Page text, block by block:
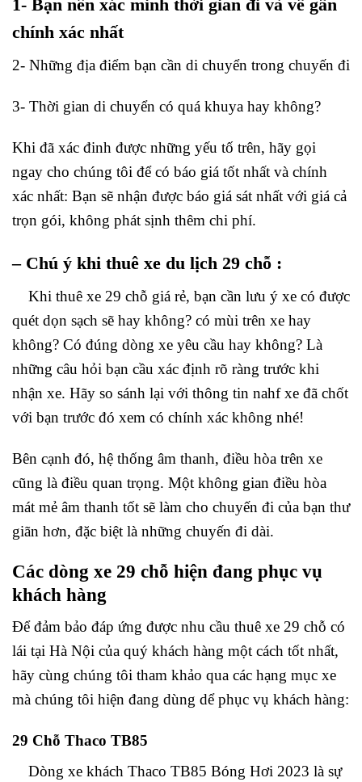
1- Bạn nên xác minh thời gian đi và về gần
chính xác nhất
2- Những địa điểm bạn cần di chuyển trong chuyến đi
3- Thời gian di chuyển có quá khuya hay không?
Khi đã xác đinh được những yếu tố trên, hãy gọi
ngay cho chúng tôi để có báo giá tốt nhất và chính
xác nhất: Bạn sẽ nhận được báo giá sát nhất với giá cả
trọn gói, không phát sịnh thêm chi phí.
– Chú ý khi thuê xe du lịch 29 chỗ :
Khi thuê xe 29 chỗ giá rẻ, bạn cần lưu ý xe có được
quét dọn sạch sẽ hay không? có mùi trên xe hay
không? Có đúng dòng xe yêu cầu hay không? Là
những câu hỏi bạn cầu xác định rõ ràng trước khi
nhận xe. Hãy so sánh lại với thông tin nahf xe đã chốt
với bạn trước đó xem có chính xác không nhé!
Bên cạnh đó, hệ thống âm thanh, điều hòa trên xe
cũng là điều quan trọng. Một không gian điều hòa
mát mẻ âm thanh tốt sẽ làm cho chuyến đi của bạn thư
giãn hơn, đặc biệt là những chuyến đi dài.
Các dòng xe 29 chỗ hiện đang phục vụ
khách hàng
Để đảm bảo đáp ứng được nhu cầu thuê xe 29 chỗ có
lái tại Hà Nội của quý khách hàng một cách tốt nhất,
hãy cùng chúng tôi tham khảo qua các hạng mục xe
mà chúng tôi hiện đang dùng dể phục vụ khách hàng:
29 Chỗ Thaco TB85
Dòng xe khách Thaco TB85 Bóng Hơi 2023 là sự